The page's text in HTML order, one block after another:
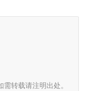
需转载请注明出处。